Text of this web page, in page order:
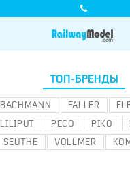
ТОП-БРЕНДЫ
BACHMANN FALLER
LILIPUT PECO PIKO
SEUTHE
VOLLMER